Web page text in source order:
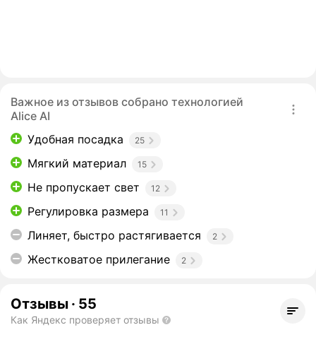
Важное из отзывов собрано технологией
Alice AI
Удобная посадка
25
Мягкий материал 15
Не пропускает свет 12
Регулировка размера 11
Линяет, быстро растягивается 2
Жестковатое прилегание 2
Отзывы · 55
Как Яндекс проверяет отзывы